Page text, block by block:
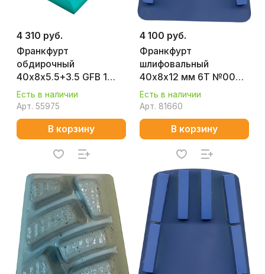
4 310 руб.
Франкфурт
обдирочный
40х8х5.5+3.5 GFB 1
(315/250 мкм)
D0J2MS040805533
Есть в наличии
Арт. 55975
В корзину
4 100 руб.
Франкфурт
шлифовальный
40х8х12 мм 6T №00
P20 (бетон) Splitstone
1312
Есть в наличии
Арт. 81660
В корзину